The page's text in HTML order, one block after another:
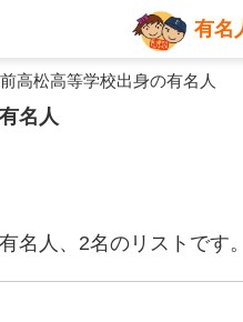
有名
高松高等学校出身の有名人
名人
名人、2名のリストです